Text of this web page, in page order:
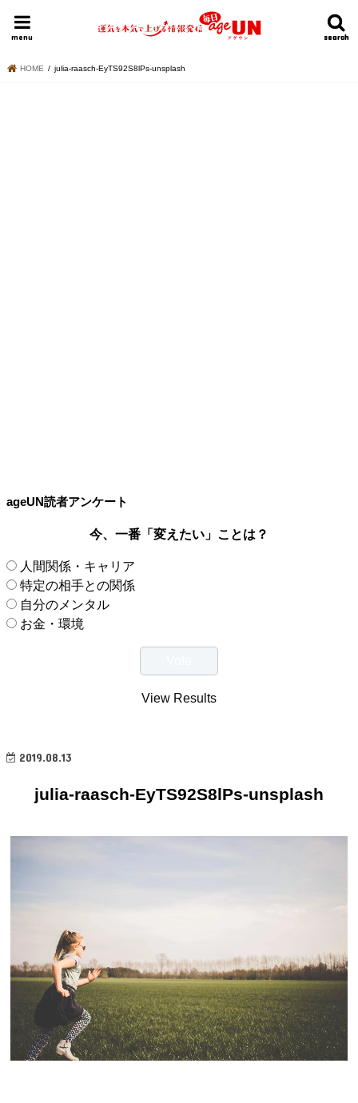
search
search
menu
HOME 明日の運勢ランキング 今週の運勢
HOME julia-raasch-EyTS92S8lPs-unsplash
ageUN読者アンケート
今、一番「変えたい」ことは？
人間関係・キャリア
特定の相手との関係
自分のメンタル
お金・環境
View Results
2019.08.13
julia-raasch-EyTS92S8lPs-unsplash